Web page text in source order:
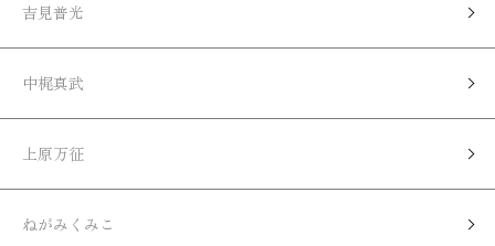
吉見普光
中梶真武
上原万征
ねがみくみこ